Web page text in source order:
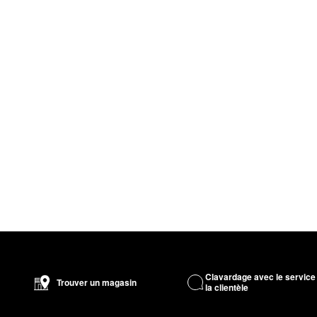
Trouver un magasin
Clavardage avec le service
la clientèle